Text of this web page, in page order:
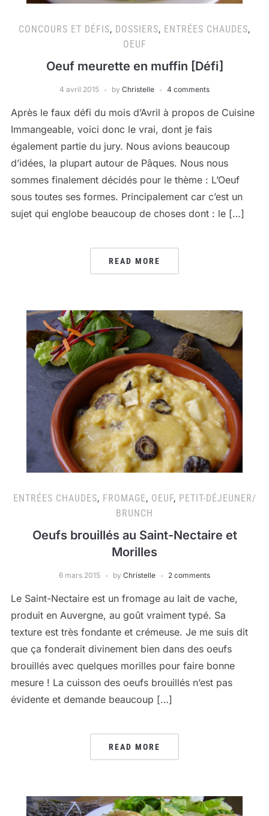
CONCOURS ET DÉFIS, DOSSIERS, ENTRÉES CHAUDES,
OEUF
Oeuf meurette en muffin [Défi]
4 avril 2015 by Christelle 4 comments
Après le faux défi du mois d’Avril à propos de Cuisine
Immangeable, voici donc le vrai, dont je fais
également partie du jury. Nous avions beaucoup
d’idées, la plupart autour de Pâques. Nous nous
sommes finalement décidés pour le thème : L’Oeuf
sous toutes ses formes. Principalement car c’est un
sujet qui englobe beaucoup de choses dont : le […]
READ MORE
ENTRÉES CHAUDES, FROMAGE, OEUF, PETIT-DÉJEUNER/
BRUNCH
Oeufs brouillés au Saint-Nectaire et
Morilles
6 mars 2015 by Christelle 2 comments
Le Saint-Nectaire est un fromage au lait de vache,
produit en Auvergne, au goût vraiment typé. Sa
texture est très fondante et crémeuse. Je me suis dit
que ça fonderait divinement bien dans des oeufs
brouillés avec quelques morilles pour faire bonne
mesure ! La cuisson des oeufs brouillés n’est pas
évidente et demande beaucoup […]
READ MORE